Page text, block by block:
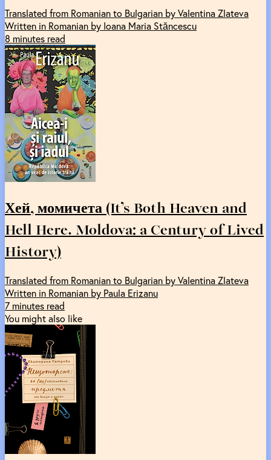
Translated from Romanian to Bulgarian by Valentina Zlateva
Written in Romanian by Ioana Maria Stăncescu
8 minutes read
Хей, момичета (It’s Both Heaven and
Hell Here. Moldova: a Century of Lived
History)
Translated from Romanian to Bulgarian by Valentina Zlateva
Written in Romanian by Paula Erizanu
7 minutes read
You might also like